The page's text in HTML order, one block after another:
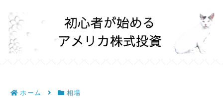
ホーム 相場